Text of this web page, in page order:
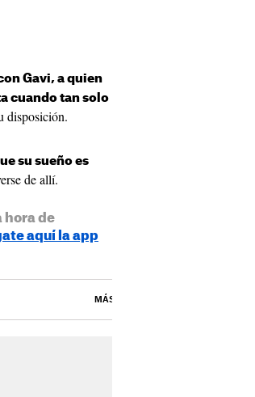
Gavi, a quien
cuando tan solo
disposición.
su sueño es
de allí.
hora de
aquí la app
MÁS